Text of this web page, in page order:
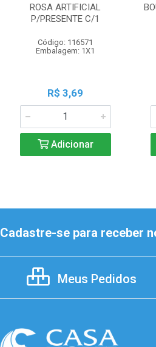
ROSA ARTIFICIAL
P/PRESENTE C/1
Código: 116571
Embalagem: 1X1
R$ 3,69
Adicionar
Cadastre-se para receber
Meus Pedidos